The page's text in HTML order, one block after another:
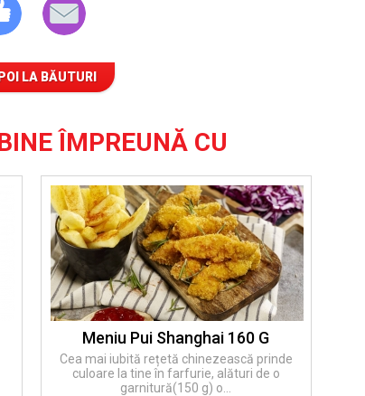
LA BĂUTURI
ÎMPREUNĂ CU
Meniu Pui Shanghai 160 G
Cea mai iubită rețetă chinezească prinde
culoare la tine în farfurie, alături de o
garnitură(150 g) o...